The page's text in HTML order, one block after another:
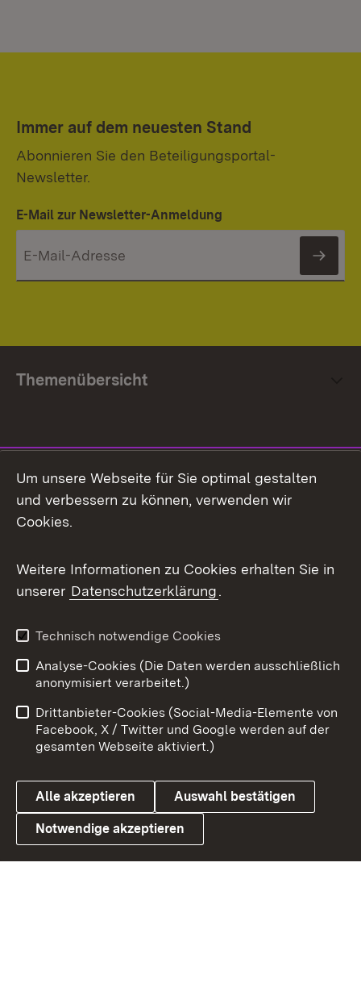
Immer auf dem neuesten Stand
Abonnieren Sie den Beteiligungsportal-
Newsletter.
E-Mail zur Newsletter-Anmeldung
Themenübersicht
Facebook
X / Twitter
Youtube
Link zum Landesportal
Impressum
Kontakt
Barrierefreiheit
Datenschutz
Cookies
Um unsere Webseite für Sie optimal gestalten
und verbessern zu können, verwenden wir
Cookies.
Weitere Informationen zu Cookies erhalten Sie in
unserer Datenschutzerklärung.
Technisch notwendige Cookies
Analyse-Cookies (Die Daten werden ausschließlich
anonymisiert verarbeitet.)
Drittanbieter-Cookies (Social-Media-Elemente von
Facebook, X / Twitter und Google werden auf der
gesamten Webseite aktiviert.)
Alle akzeptieren Auswahl bestätigen
Notwendige akzeptieren